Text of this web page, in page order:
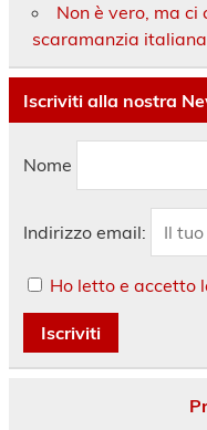
Non è vero, ma ci
scaramanzia italiana
Iscriviti alla nostra
Nome
Indirizzo email:
Ho letto e accetto